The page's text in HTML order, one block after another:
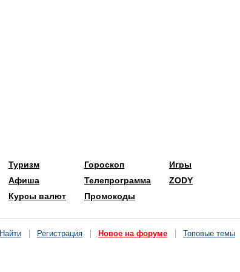
Туризм
Афиша
Курсы валют
Гороскоп
Телепрограмма
Промокоды
Игры
ZODY
Найти Регистрация Новое на форуме Топовые темы